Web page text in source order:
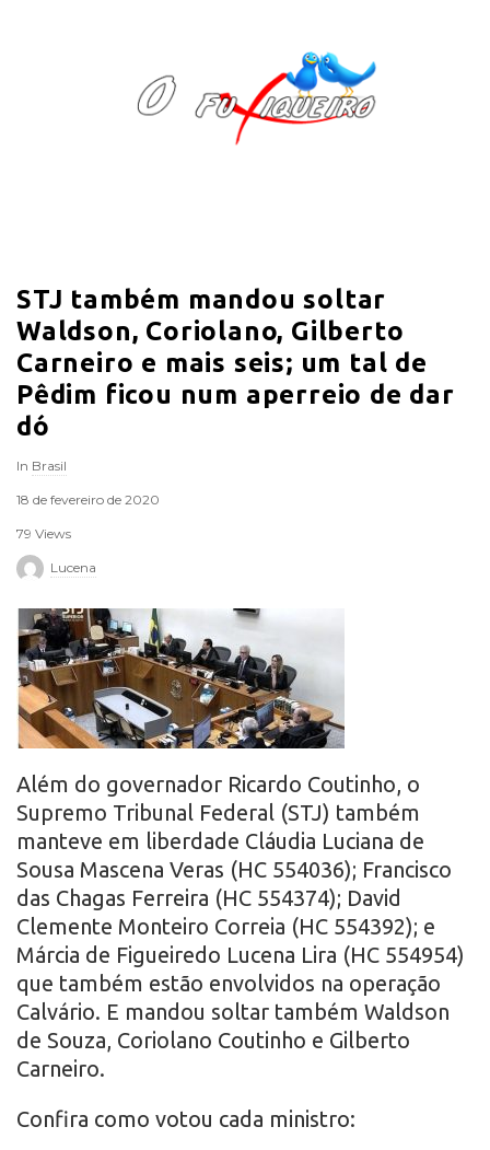
F
q
u
e
STJ também mandou soltar
Waldson, Coriolano, Gilberto
Carneiro e mais seis; um tal de
Pêdim ficou num aperreio de dar
dó
In Brasil
18 de fevereiro de 2020
79 Views
Lucena
Além do governador Ricardo Coutinho, o
Supremo Tribunal Federal (STJ) também
manteve em liberdade Cláudia Luciana de
Sousa Mascena Veras (HC 554036); Francisco
das Chagas Ferreira (HC 554374); David
Clemente Monteiro Correia (HC 554392); e
Márcia de Figueiredo Lucena Lira (HC 554954)
que também estão envolvidos na operação
Calvário. E mandou soltar também Waldson
de Souza, Coriolano Coutinho e Gilberto
Carneiro.
Confira como votou cada ministro: